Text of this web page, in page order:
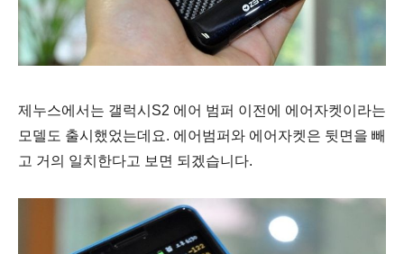
제누스에서는 갤럭시S2 에어 범퍼 이전에 에어자켓이라는
모델도 출시했었는데요. 에어범퍼와 에어자켓은 뒷면을 빼
고 거의 일치한다고 보면 되겠습니다.